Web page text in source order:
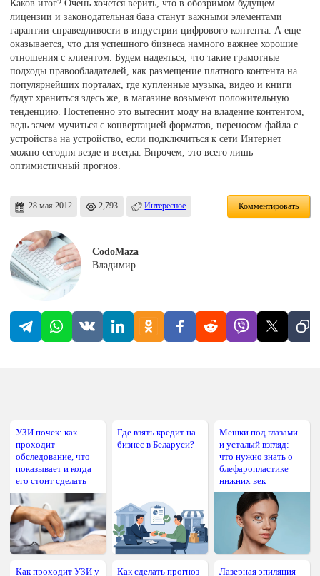
Каков итог? Очень хочется верить, что в обозримом будущем
лицензии и законодательная база станут важными элементами
гарантии справедливости в индустрии цифрового контента. А еще
оказывается, что для успешного бизнеса намного важнее хорошие
отношения с клиентом. Будем надеяться, что такие грамотные
подходы правообладателей, как размещение платного контента на
популярнейших порталах, где купленные музыка, видео и книги
будут храниться здесь же, в магазине возымеют положительную
тенденцию. Постепенно это вытеснит моду на владение контентом,
ведь зачем мучиться с конвертацией форматов, переносом файла с
устройства на устройство, если подключиться к сети Интернет
можно сегодня везде и всегда. Впрочем, это всего лишь
оптимистичный прогноз.
28 мая 2012 2,793 Интересное Комментировать
CodoMaza
Владимир
УЗИ почек: как
проходит
обследование, что
показывает и когда
его стоит сделать
Где взять кредит на
бизнес в Беларуси?
Мешки под глазами
и усталый взгляд:
что нужно знать о
блефаропластике
нижних век
Как проходит УЗИ у
Как сделать прогноз
Лазерная эпиляция